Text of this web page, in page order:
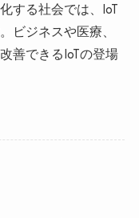
する社会では、IoT
ビジネスや医療、
善できるIoTの登場